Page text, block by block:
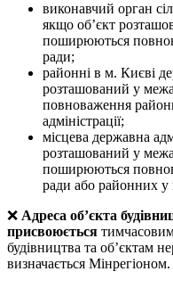
виконавчий орган
якщо об’єкт
поширюються
ради;
районні в м. Києві
розташований у
повноваження
адміністрації;
місцева державна
розташований у
поширюються
ради або районних у
❌ Адреса об’єкта
присвоюється
будівництва та об’єктам
визначається Мінрегіоном.